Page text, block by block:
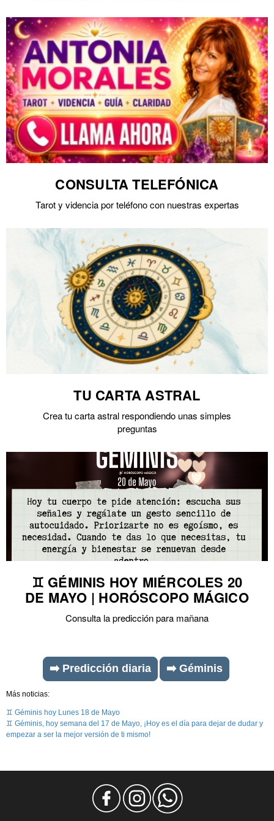
CONSULTA TELEFÓNICA
Tarot y videncia por teléfono con nuestras expertas
TU CARTA ASTRAL
Crea tu carta astral respondiendo unas simples
preguntas
♊ GÉMINIS HOY MIÉRCOLES 20
DE MAYO | HORÓSCOPO MÁGICO
Consulta la predicción para mañana
➡️ Predicción diaria ➡️ Géminis
Más noticias:
♊ Géminis hoy Lunes 18 de Mayo
♊ Géminis, hoy semana del 17 de Mayo, ¡Hoy es el día para dejar de dudar y
empezar a ser la mejor versión de ti mismo!